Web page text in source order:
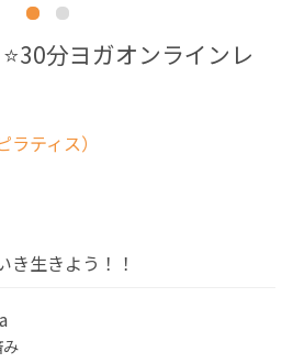
分ヨガオンラインレ
ティス）
き生きよう！！